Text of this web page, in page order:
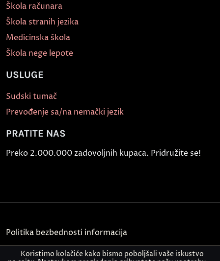
Škola računara
Škola stranih jezika
Medicinska škola
Škola nege lepote
USLUGE
Sudski tumač
Prevođenje sa/na nemački jezik
PRATITE NAS
Preko 2.000.000 zadovoljnih kupaca. Pridružite se!
Politika bezbednosti informacija
Kontakt
Koristimo kolačiće kako bismo poboljšali vaše iskustvo